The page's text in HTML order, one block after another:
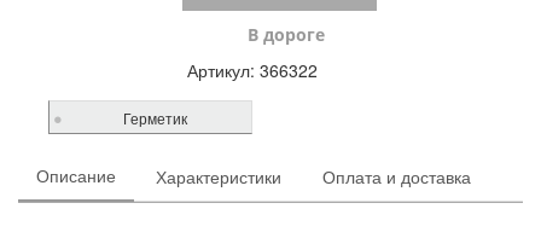
В дороге
Артикул: 366322
Герметик
Описание Характеристики Оплата и доставка